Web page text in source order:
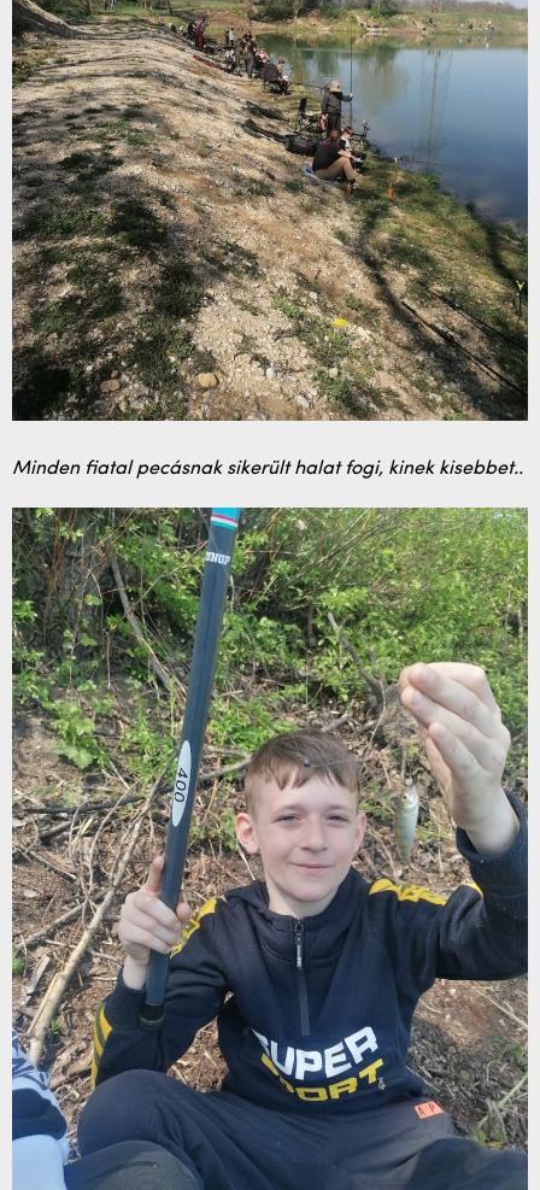
Minden fiatal pecásnak sikerült halat fogi, kinek kisebbet..